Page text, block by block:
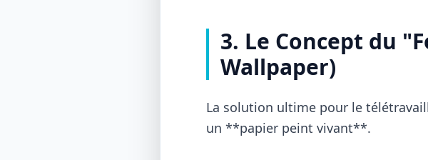
3. Le Concept du
Wallpaper)
La solution ultime pour le
un **papier peint vivant**.